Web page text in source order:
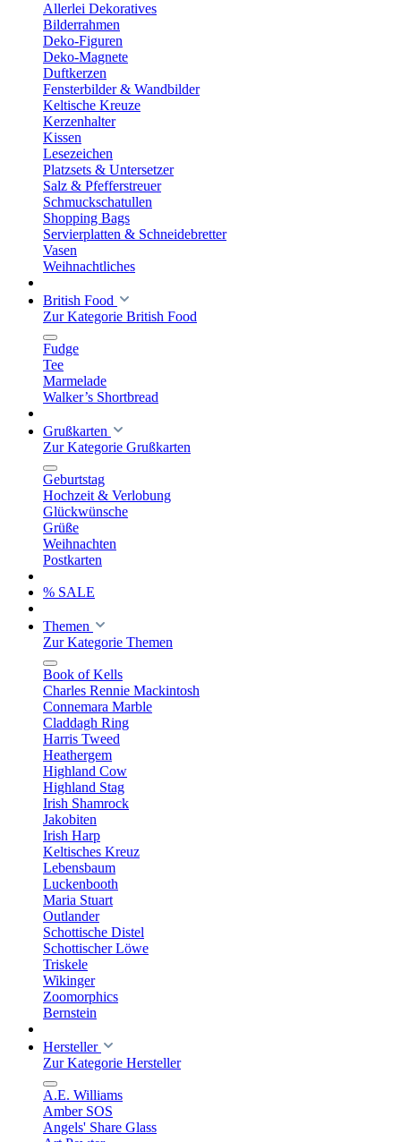
Allerlei Dekoratives
Bilderrahmen
Deko-Figuren
Deko-Magnete
Duftkerzen
Fensterbilder & Wandbilder
Keltische Kreuze
Kerzenhalter
Kissen
Lesezeichen
Platzsets & Untersetzer
Salz & Pfefferstreuer
Schmuckschatullen
Shopping Bags
Servierplatten & Schneidebretter
Vasen
Weihnachtliches
British Food
Zur Kategorie British Food
Fudge
Tee
Marmelade
Walker’s Shortbread
Grußkarten
Zur Kategorie Grußkarten
Geburtstag
Hochzeit & Verlobung
Glückwünsche
Grüße
Weihnachten
Postkarten
% SALE
Themen
Zur Kategorie Themen
Book of Kells
Charles Rennie Mackintosh
Connemara Marble
Claddagh Ring
Harris Tweed
Heathergem
Highland Cow
Highland Stag
Irish Shamrock
Jakobiten
Irish Harp
Keltisches Kreuz
Lebensbaum
Luckenbooth
Maria Stuart
Outlander
Schottische Distel
Schottischer Löwe
Triskele
Wikinger
Zoomorphics
Bernstein
Hersteller
Zur Kategorie Hersteller
A.E. Williams
Amber SOS
Angels' Share Glass